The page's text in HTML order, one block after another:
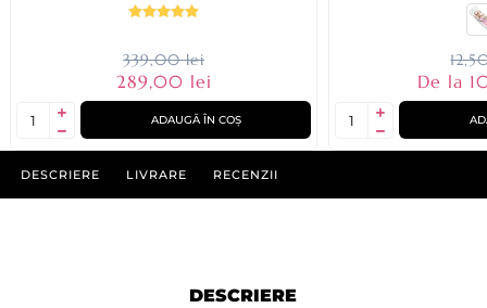
339,00 lei
289,00 lei
ADAUGĂ ÎN COȘ
De la
DESCRIERE LIVRARE RECENZII
DESCRIERE